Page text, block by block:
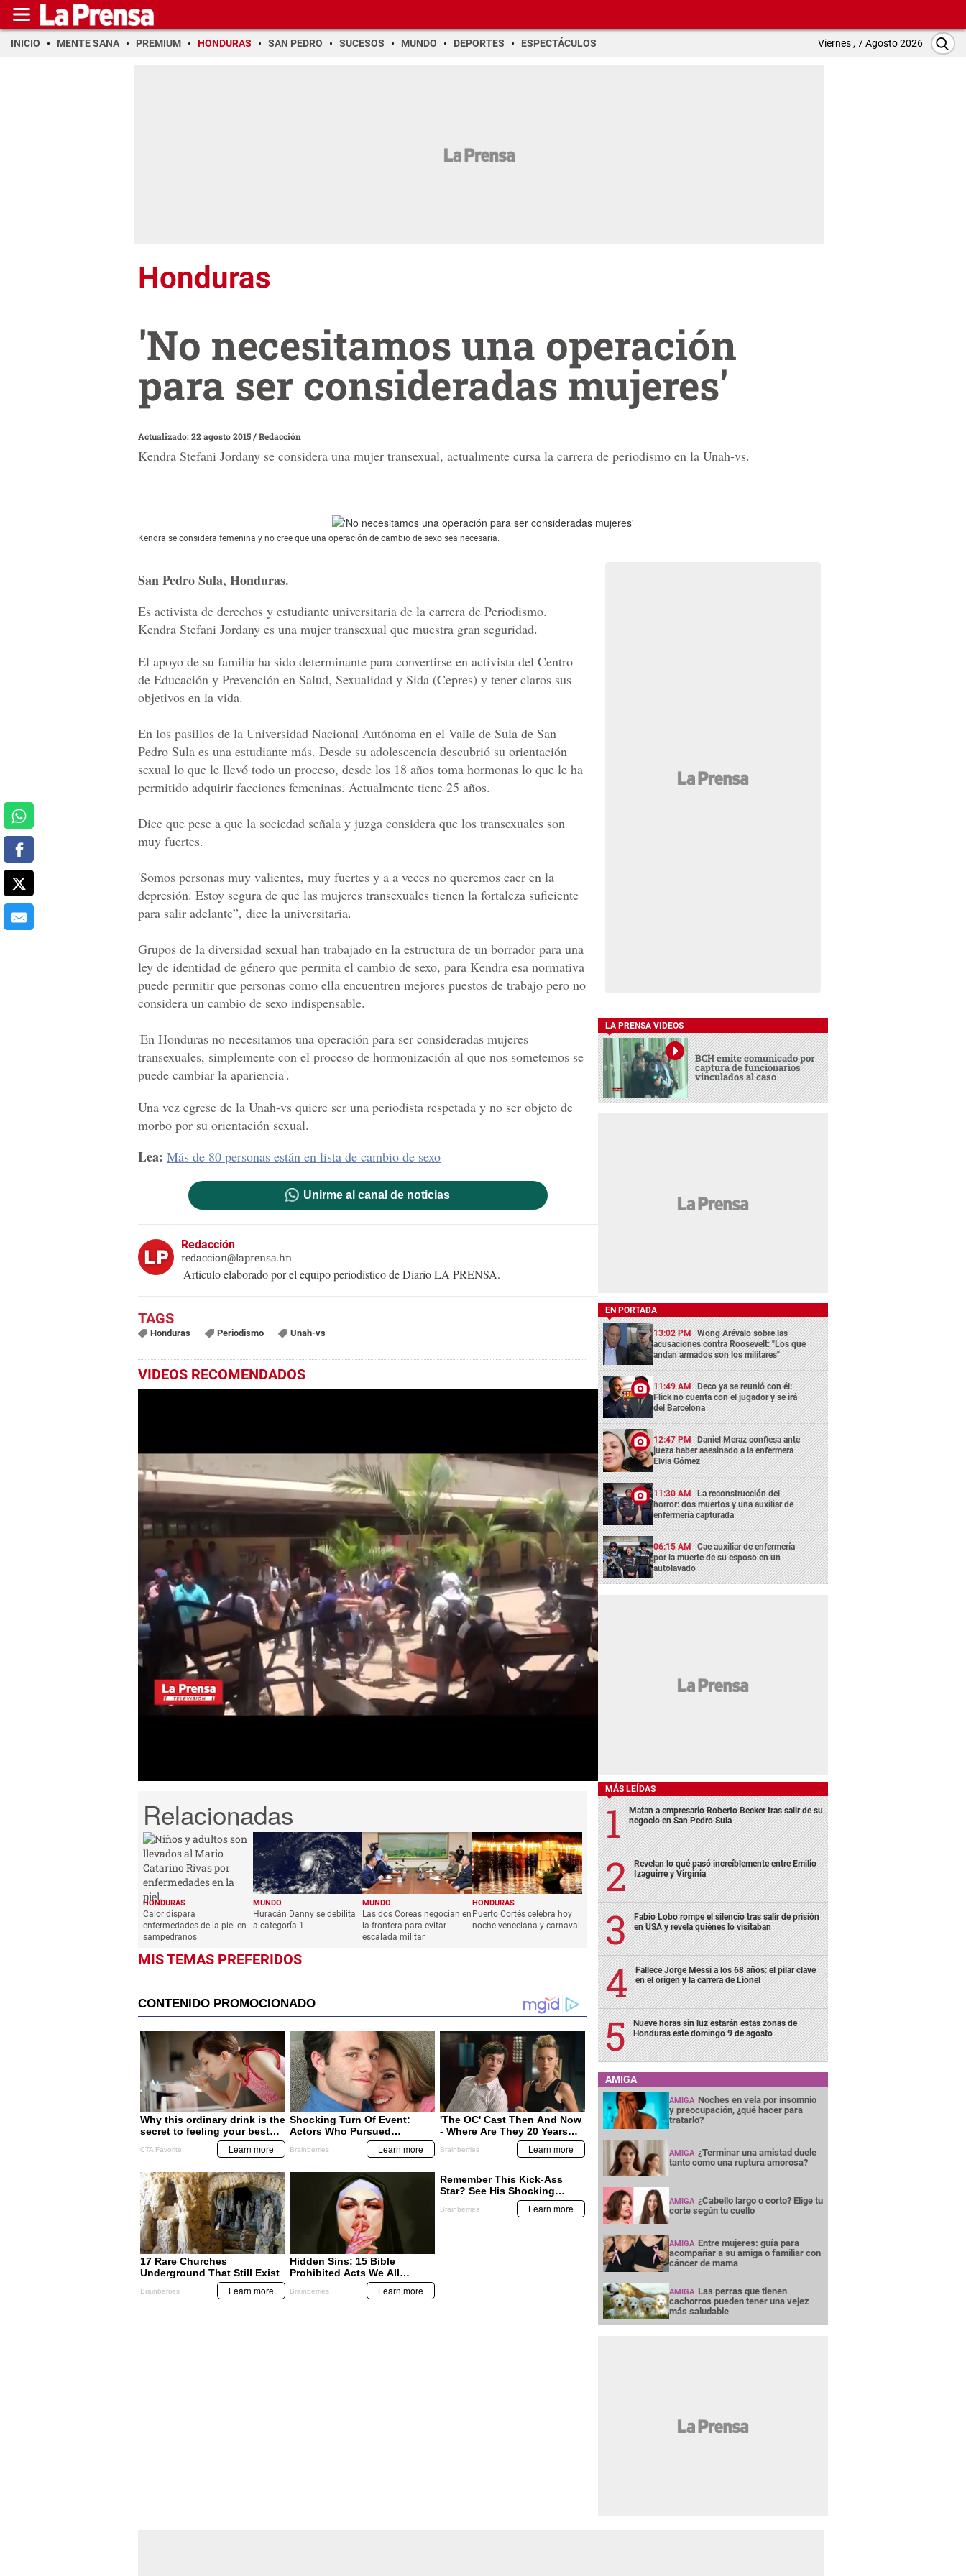
INICIO MENTE SANA PREMIUM HONDURAS SAN PEDRO SUCESOS MUNDO DEPORTES ESPECTÁCULOS Viernes , 7 Agosto 2026
Honduras
'No necesitamos una operación
para ser consideradas mujeres'
Actualizado: 22 agosto 2015/Redacción
Kendra Stefani Jordany se considera una mujer transexual, actualmente cursa la carrera de periodismo en la Unah-vs.
Kendra se considera femenina y no cree que una operación de cambio de sexo sea necesaria.
San Pedro Sula, Honduras.
Es activista de derechos y estudiante universitaria de la carrera de Periodismo.
Kendra Stefani Jordany es una mujer transexual que muestra gran seguridad.
El apoyo de su familia ha sido determinante para convertirse en activista del Centro
de Educación y Prevención en Salud, Sexualidad y Sida (Cepres) y tener claros sus
objetivos en la vida.
En los pasillos de la Universidad Nacional Autónoma en el Valle de Sula de San
Pedro Sula es una estudiante más. Desde su adolescencia descubrió su orientación
sexual lo que le llevó todo un proceso, desde los 18 años toma hormonas lo que le ha
permitido adquirir facciones femeninas. Actualmente tiene 25 años.
Dice que pese a que la sociedad señala y juzga considera que los transexuales son
muy fuertes.
'Somos personas muy valientes, muy fuertes y a a veces no queremos caer en la
depresión. Estoy segura de que las mujeres transexuales tienen la fortaleza suficiente
para salir adelante”, dice la universitaria.
Grupos de la diversidad sexual han trabajado en la estructura de un borrador para una
ley de identidad de género que permita el cambio de sexo, para Kendra esa normativa
puede permitir que personas como ella encuentren mejores puestos de trabajo pero no
considera un cambio de sexo indispensable.
'En Honduras no necesitamos una operación para ser consideradas mujeres
transexuales, simplemente con el proceso de hormonización al que nos sometemos se
puede cambiar la apariencia'.
Una vez egrese de la Unah-vs quiere ser una periodista respetada y no ser objeto de
morbo por su orientación sexual.
Lea: Más de 80 personas están en lista de cambio de sexo
Unirme al canal de noticias
Redacción
redaccion@laprensa.hn
Artículo elaborado por el equipo periodístico de Diario LA PRENSA.
Honduras Periodismo Unah-vs
VIDEOS RECOMENDADOS
0
seconds
minute,
HONDURAS
Calor dispara
enfermedades de la piel en
sampedranos
MUNDO
Huracán Danny se debilita
a categoría 1
MUNDO
Las dos Coreas negocian en
la frontera para evitar
escalada militar
HONDURAS
Puerto Cortés celebra hoy
noche veneciana y carnaval
MIS TEMAS PREFERIDOS
LA PRENSA VIDEOS
BCH emite comunicado por
captura de funcionarios
vinculados al caso
EN PORTADA
13:02 PM Wong Arévalo sobre las
acusaciones contra Roosevelt: "Los que
andan armados son los militares"
11:49 AM Deco ya se reunió con él:
Flick no cuenta con el jugador y se irá
del Barcelona
12:47 PM Daniel Meraz confiesa ante
jueza haber asesinado a la enfermera
Elvia Gómez
11:30 AM La reconstrucción del
horror: dos muertos y una auxiliar de
enfermería capturada
06:15 AM Cae auxiliar de enfermería
por la muerte de su esposo en un
autolavado
MÁS LEÍDAS
Matan a empresario Roberto Becker tras salir de su
negocio en San Pedro Sula
Revelan lo qué pasó increíblemente entre Emilio
Izaguirre y Virginia
Fabio Lobo rompe el silencio tras salir de prisión
en USA y revela quiénes lo visitaban
Fallece Jorge Messi a los 68 años: el pilar clave
en el origen y la carrera de Lionel
Nueve horas sin luz estarán estas zonas de
Honduras este domingo 9 de agosto
AMIGA
AMIGA Noches en vela por insomnio
y preocupación, ¿qué hacer para
tratarlo?
AMIGA ¿Terminar una amistad duele
tanto como una ruptura amorosa?
AMIGA ¿Cabello largo o corto? Elige tu
corte según tu cuello
AMIGA Entre mujeres: guía para
acompañar a su amiga o familiar con
cáncer de mama
AMIGA Las perras que tienen
cachorros pueden tener una vejez
más saludable